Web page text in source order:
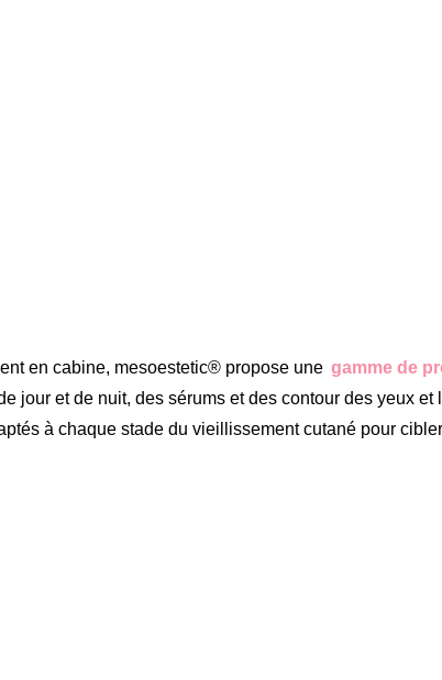
en cabine, mesoestetic® propose une gamme de
jour et de nuit, des sérums et des contour des yeux et
à chaque stade du vieillissement cutané pour